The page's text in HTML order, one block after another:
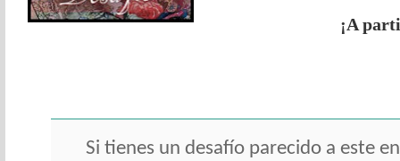
¡A
Si tienes un desafío parecido a este